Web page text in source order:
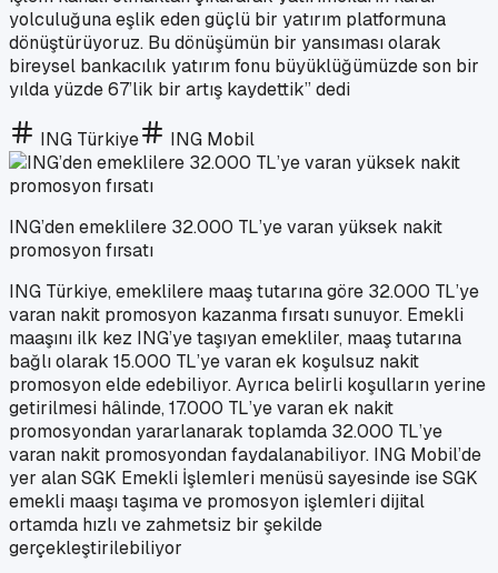
yolculuğuna eşlik eden güçlü bir yatırım platformuna
dönüştürüyoruz. Bu dönüşümün bir yansıması olarak
bireysel bankacılık yatırım fonu büyüklüğümüzde son bir
yılda yüzde 67’lik bir artış kaydettik” dedi
ING Türkiye ING Mobil
ING’den emeklilere 32.000 TL’ye varan yüksek nakit
promosyon fırsatı
ING Türkiye, emeklilere maaş tutarına göre 32.000 TL’ye
varan nakit promosyon kazanma fırsatı sunuyor. Emekli
maaşını ilk kez ING’ye taşıyan emekliler, maaş tutarına
bağlı olarak 15.000 TL’ye varan ek koşulsuz nakit
promosyon elde edebiliyor. Ayrıca belirli koşulların yerine
getirilmesi hâlinde, 17.000 TL’ye varan ek nakit
promosyondan yararlanarak toplamda 32.000 TL’ye
varan nakit promosyondan faydalanabiliyor. ING Mobil’de
yer alan SGK Emekli İşlemleri menüsü sayesinde ise SGK
emekli maaşı taşıma ve promosyon işlemleri dijital
ortamda hızlı ve zahmetsiz bir şekilde
gerçekleştirilebiliyor